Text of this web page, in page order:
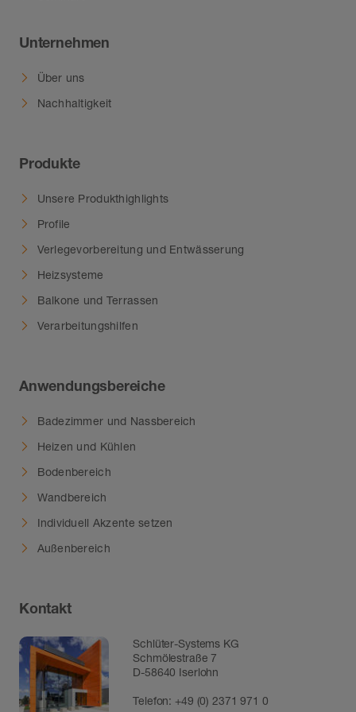
Unternehmen
Über uns
Nachhaltigkeit
Produkte
Unsere Produkthighlights
Profile
Verlegevorbereitung und Entwässerung
Heizsysteme
Balkone und Terrassen
Verarbeitungshilfen
Anwendungsbereiche
Badezimmer und Nassbereich
Heizen und Kühlen
Bodenbereich
Wandbereich
Individuell Akzente setzen
Außenbereich
Kontakt
Schlüter-Systems KG
Schmölestraße 7
D-58640 Iserlohn
Telefon:+49 (0) 2371 971 0